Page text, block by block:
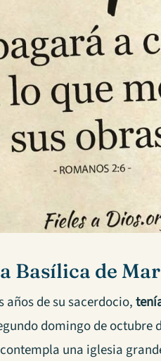
Basílica de
años de su sacerdocio,
domingo de octubre
una iglesia